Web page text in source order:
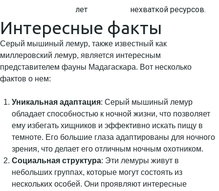
лет
нехваткой ресурсов.
Интересные факты
Серый мышиный лемур, также известный как
миллеровский лемур, является интересным
представителем фауны Мадагаскара. Вот несколько
фактов о нем:
Уникальная адаптация: Серый мышиный лемур
обладает способностью к ночной жизни, что позволяет
ему избегать хищников и эффективно искать пищу в
темноте. Его большие глаза адаптированы для ночного
зрения, что делает его отличным ночным охотником.
Социальная структура: Эти лемуры живут в
небольших группах, которые могут состоять из
нескольких особей. Они проявляют интересные